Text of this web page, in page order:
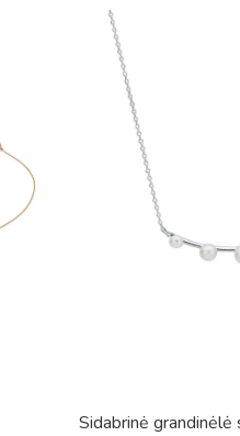
Sidabrinė grandinėlė